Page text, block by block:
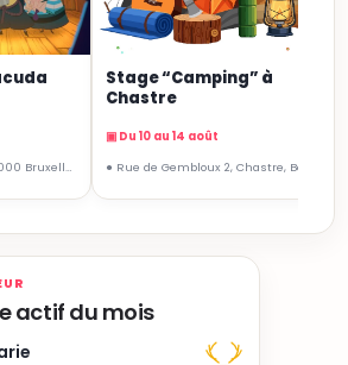
● Galerie de la Reine, 26, 1000 Bruxelles
Stage “Camping” à
Chastre
▣ Du 10 au 14 août
actif du mois